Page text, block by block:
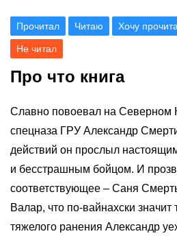
Прочитал Читаю Хочу
Не читал
Про что книга
Славно повоевал на Северном
спецназа ГРУ Александр
действий он прослыл
и бесстрашным бойцом. И
соответствующее – Саня
Валар, что по-вайнахски
тяжелого ранения Александр